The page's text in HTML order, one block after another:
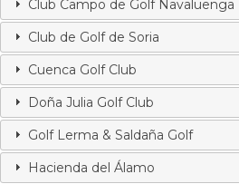
Club Campo de Golf Navaluenga
Club de Golf de Soria
Cuenca Golf Club
Doña Julia Golf Club
Golf Lerma & Saldaña Golf
Hacienda del Álamo